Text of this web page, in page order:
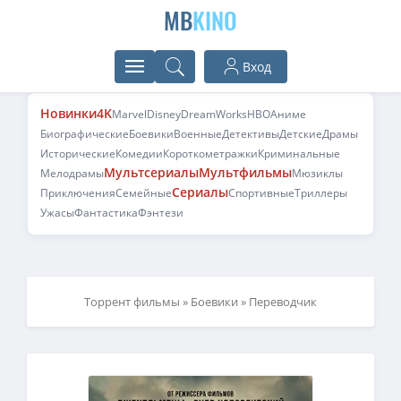
MBKINO
Вход
Новинки4KMarvelDisneyDreamWorksHBOАниме
БиографическиеБоевикиВоенныеДетективыДетскиеДрамы
ИсторическиеКомедииКороткометражкиКриминальные
МелодрамыМультсериалыМультфильмыМюзиклы
ПриключенияСемейныеСериалыСпортивныеТриллеры
УжасыФантастикаФэнтези
Торрент фильмы » Боевики » Переводчик